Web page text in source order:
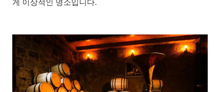
게 이상적인 명소입니다.